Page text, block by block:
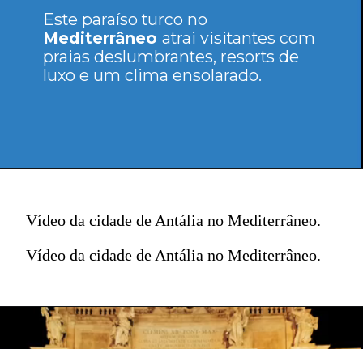
Este paraíso turco no
Mediterrâneoatrai visitantes com
praias deslumbrantes, resorts de
luxo e um clima ensolarado.
Vídeo da cidade de Antália no Mediterrâneo.
Vídeo da cidade de Antália no Mediterrâneo.